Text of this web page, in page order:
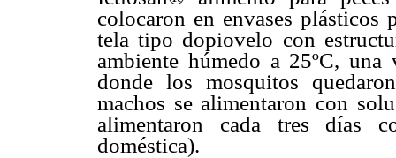
colocaron en envases plásticos
tela tipo dopiovelo con
ambiente húmedo a 25ºC,
donde los mosquitos
machos se alimentaron con
alimentaron cada tres días
doméstica).